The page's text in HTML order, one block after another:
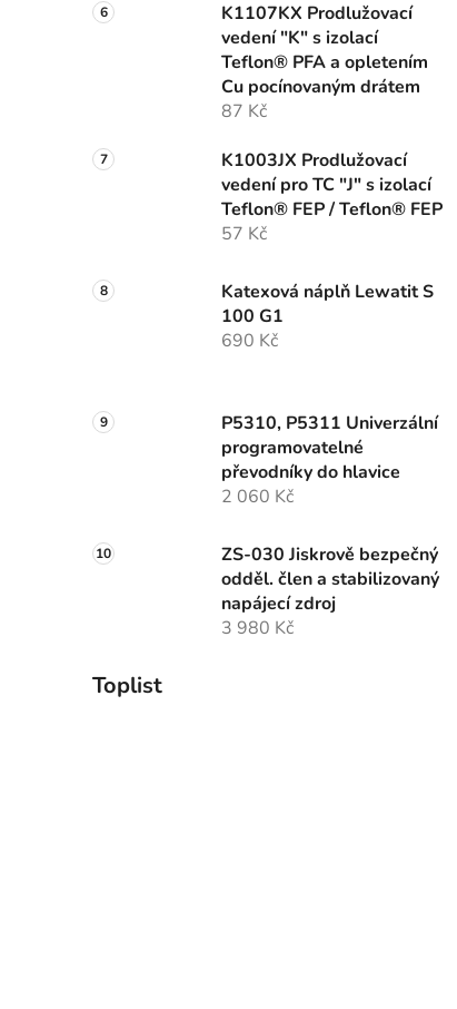
K1107KX Prodlužovací
vedení "K" s izolací
Teflon® PFA a opletením
Cu pocínovaným drátem
87 Kč
K1003JX Prodlužovací
vedení pro TC "J" s izolací
Teflon® FEP / Teflon® FEP
57 Kč
Katexová náplň Lewatit S
100 G1
690 Kč
P5310, P5311 Univerzální
programovatelné
převodníky do hlavice
2 060 Kč
ZS-030 Jiskrově bezpečný
odděl. člen a stabilizovaný
napájecí zdroj
3 980 Kč
Toplist